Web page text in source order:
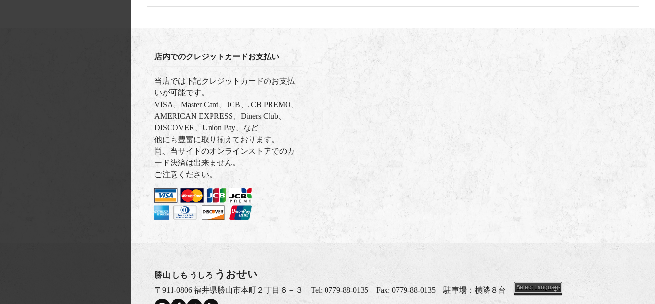
店内でのクレジットカードお支払い
当店では下記クレジットカードのお支払
いが可能です。
VISA、Master Card、JCB、JCB PREMO、
AMERICAN EXPRESS、Diners Club、
DISCOVER、Union Pay、など
他にも豊富に取り揃えております。
尚、当サイトのオンラインストアでのカ
ード決済は出来ません。
ご注意ください。
勝山 しも うしろ うおせい
〒911-0806 福井県勝山市本町２丁目６－３ Tel: 0779-88-0135 Fax: 0779-88-0135 駐車場：横隣８台